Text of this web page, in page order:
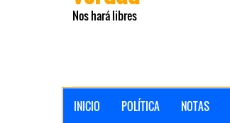
Nos hará libres
INICIO POLÍTICA NOTAS